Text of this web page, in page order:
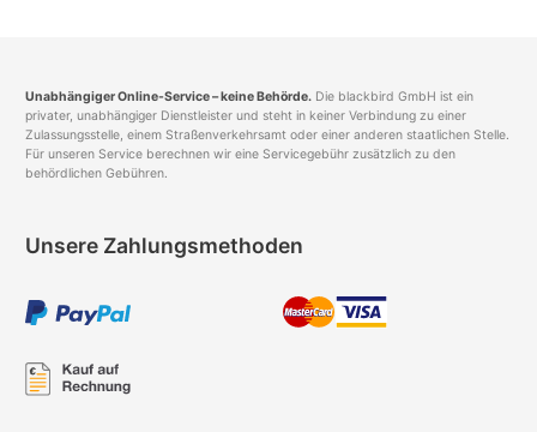
Unabhängiger Online-Service – keine Behörde. Die blackbird GmbH ist ein
privater, unabhängiger Dienstleister und steht in keiner Verbindung zu einer
Zulassungsstelle, einem Straßenverkehrsamt oder einer anderen staatlichen Stelle.
Für unseren Service berechnen wir eine Servicegebühr zusätzlich zu den
behördlichen Gebühren.
Unsere Zahlungsmethoden